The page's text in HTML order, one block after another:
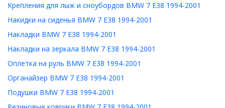
Крепления для лыж и сноубордов BMW 7 E38 1994-2001
Накидки на сиденья BMW 7 E38 1994-2001
Накладки BMW 7 E38 1994-2001
Накладки на зеркала BMW 7 E38 1994-2001
Оплетка на руль BMW 7 E38 1994-2001
Органайзер BMW 7 E38 1994-2001
Подушки BMW 7 E38 1994-2001